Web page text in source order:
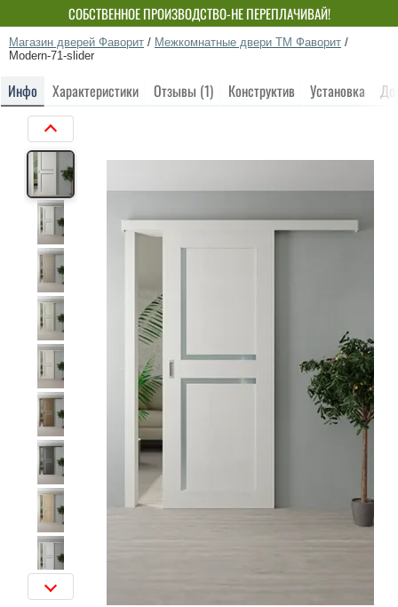
СОБСТВЕННОЕ ПРОИЗВОДСТВО-НЕ ПЕРЕПЛАЧИВАЙ!
Магазин дверей Фаворит / Межкомнатные двери ТМ Фаворит /
Modern-71-slider
Инфо Характеристики Отзывы (1) Конструктив Установка